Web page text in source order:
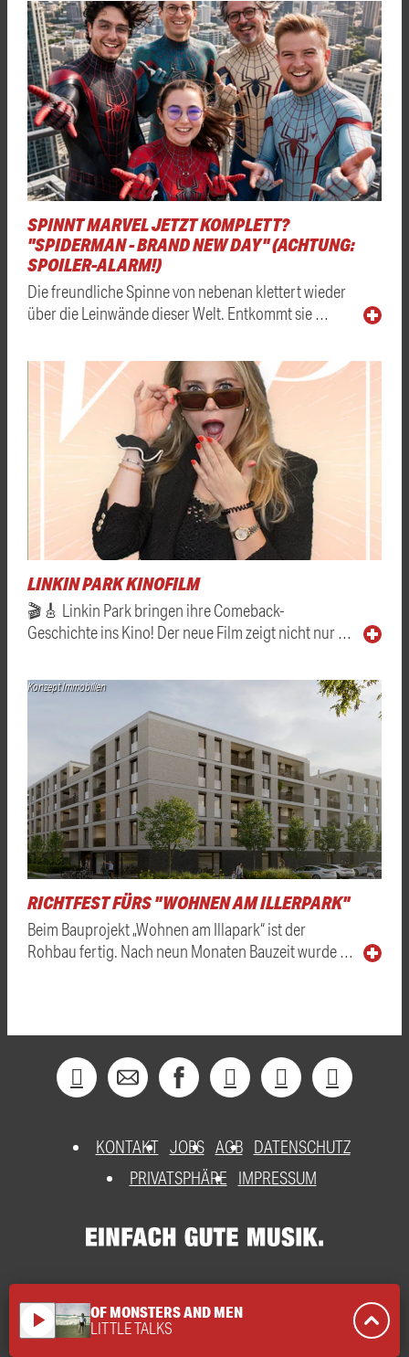
SPINNT MARVEL JETZT KOMPLETT?
"SPIDERMAN - BRAND NEW DAY" (ACHTUNG:
SPOILER-ALARM!)
Die freundliche Spinne von nebenan klettert wieder
über die Leinwände dieser Welt. Entkommt sie …
LINKIN PARK KINOFILM
🎬🎸 Linkin Park bringen ihre Comeback-
Geschichte ins Kino! Der neue Film zeigt nicht nur …
Konzept Immobilien
RICHTFEST FÜRS "WOHNEN AM ILLERPARK"
Beim Bauprojekt „Wohnen am Illapark“ ist der
Rohbau fertig. Nach neun Monaten Bauzeit wurde …
KONTAKT JOBS AGB DATENSCHUTZ
PRIVATSPHÄRE
IMPRESSUM
play_arrow OF MONSTERS AND MEN
LITTLE TALKS